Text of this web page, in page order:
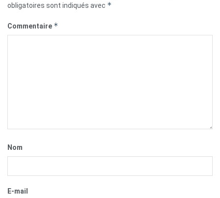
obligatoires sont indiqués avec *
Commentaire *
Nom
E-mail